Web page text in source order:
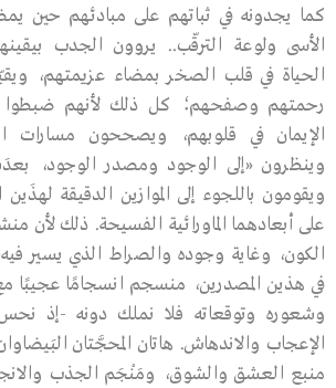
كما يجدونه في ثباتهم على مبادئهم حين
الأسى ولوعة الترقّب.. يروون الجدب
الحياة في قلب الصخر بمضاء عزيمتهم،
رحمتهم وصفحهم؛ كل ذلك لأنهم ضبطوا
الإيمان في قلوبهم، ويصححون مسارات
وينظرون «إلى الوجود ومصدر الوجود،
ويقومون باللجوء إلى الموازين الدقيقة لهذَين
على أبعادهما الماورائية الفسيحة. ذلك لأن
الكون، وغاية وجوده والصراط الذي يسير
في هذين المصدرين، منسجم انسجامًا عجيبًا
وشعوره وتوقعاته فلا نملك دونه -إذ نحس
الإعجاب والاندهاش. هاتان المحجَّتان
منبع العشق والشوق، ومَنْجَم الجذب